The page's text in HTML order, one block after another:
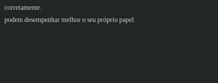
corretamente.
podem desempenhar melhor o seu próprio papel.